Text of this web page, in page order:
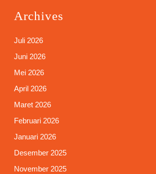
Archives
Juli 2026
Juni 2026
Mei 2026
April 2026
Maret 2026
Februari 2026
Januari 2026
Desember 2025
November 2025